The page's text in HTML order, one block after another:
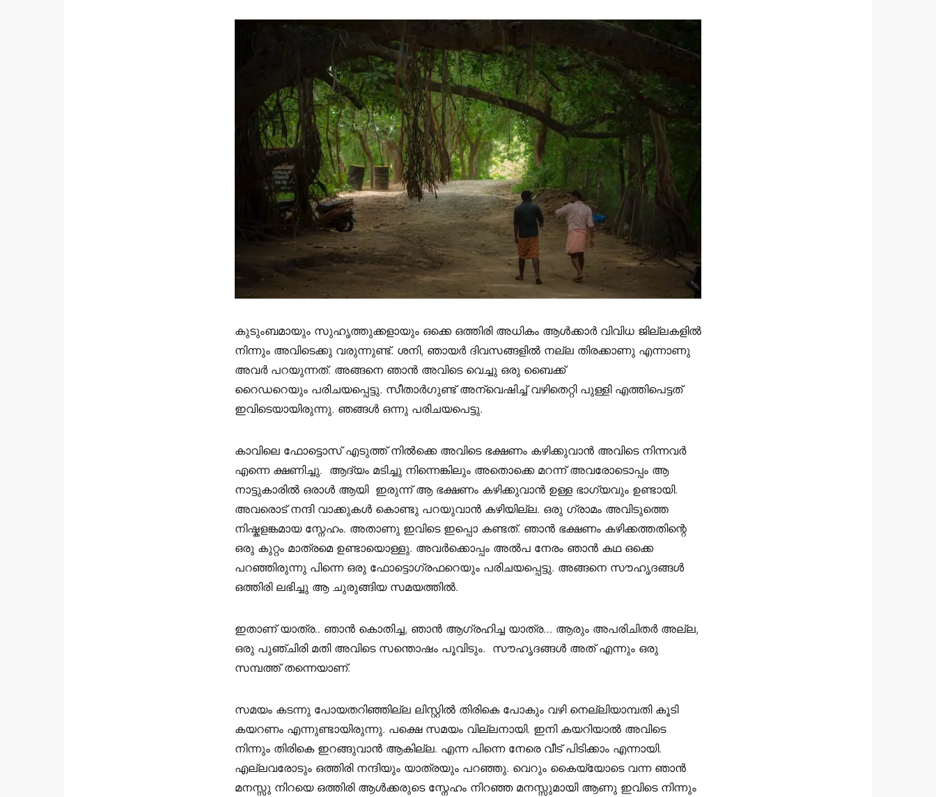
കുടുംബമായും സുഹൃത്തുക്കളായും ഒക്കെ ഒത്തിരി അധികം ആൾക്കാർ വിവിധ ജില്ലകളിൽ
നിന്നും അവിടെക്കു വരുന്നുണ്ട്. ശനി, ഞായർ ദിവസങ്ങളിൽ നല്ല തിരക്കാണു എന്നാണു
അവർ പറയുന്നത്‌. അങ്ങനെ ഞാൻ അവിടെ വെച്ചു ഒരു ബൈക്ക്
റൈഡറെയും പരിചയപ്പെട്ടു. സീതാർഗുണ്ട്‌ അന്വെഷിച്ച്‌ വഴിതെറ്റി പുള്ളി എത്തിപെട്ടത്‌
ഇവിടെയായിരുന്നു. ഞങ്ങൾ ഒന്നു പരിചയപെട്ടു.
കാവിലെ ഫോട്ടൊസ്‌ എടുത്ത്‌ നിൽക്കെ അവിടെ ഭക്ഷണം കഴിക്കുവാൻ അവിടെ നിന്നവർ
എന്നെ ക്ഷണിച്ചു. ആദ്യം മടിച്ചു നിന്നെങ്കിലും അതൊക്കെ മറന്ന് അവരോടൊപ്പം ആ
നാട്ടുകാരിൽ ഒരാൾ ആയി ഇരുന്ന് ആ ഭക്ഷണം കഴിക്കുവാൻ ഉള്ള ഭാഗ്യവും ഉണ്ടായി.
അവരൊട്‌ നന്ദി വാക്കുകൾ കൊണ്ടു പറയുവാൻ കഴിയില്ല. ഒരു ഗ്രാമം അവിടുത്തെ
നിഷ്കളങ്കമായ സ്നേഹം. അതാണു ഇവിടെ ഇപ്പൊ കണ്ടത്‌. ഞാൻ ഭക്ഷണം കഴിക്കത്തതിന്റെ
ഒരു കുറ്റം മാത്രമെ ഉണ്ടായൊള്ളു. അവർക്കൊപ്പം അൽപ നേരം ഞാൻ കഥ ഒക്കെ
പറഞ്ഞിരുന്നു പിന്നെ ഒരു ഫോട്ടൊഗ്രഫറെയും പരിചയപ്പെട്ടു. അങ്ങനെ സൗഹൃദങ്ങൾ
ഒത്തിരി ലഭിച്ചു ആ ചുരുങ്ങിയ സമയത്തിൽ.
ഇതാണ് യാത്ര.. ഞാൻ കൊതിച്ച, ഞാൻ ആഗ്രഹിച്ച യാത്ര… ആരും അപരിചിതർ അല്ല,
ഒരു പുഞ്ചിരി മതി അവിടെ സന്തൊഷം പൂവിടും. സൗഹൃദങ്ങൾ അത്‌ എന്നും ഒരു
സമ്പത്ത്‌ തന്നെയാണ്.
സമയം കടന്നു പോയതറിഞ്ഞില്ല ലിസ്റ്റിൽ തിരികെ പോകും വഴി നെല്ലിയാമ്പതി കൂടി
കയറണം എന്നുണ്ടായിരുന്നു. പക്ഷെ സമയം വില്ലനായി. ഇനി കയറിയാൽ അവിടെ
നിന്നും തിരികെ ഇറങ്ങുവാൻ ആകില്ല. എന്ന പിന്നെ നേരെ വീട്‌ പിടിക്കാം എന്നായി.
എല്ലവരോടും ഒത്തിരി നന്ദിയും യാത്രയും പറഞ്ഞു. വെറും കൈയ്യോടെ വന്ന ഞാൻ
മനസ്സു നിറയെ ഒത്തിരി ആൾക്കരുടെ സ്നേഹം നിറഞ്ഞ മനസ്സുമായി ആണു ഇവിടെ നിന്നും